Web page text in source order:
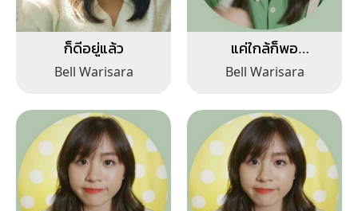
ก็ดีอยู่แล้ว
Bell Warisara
แค่ใกล้ก็พอ
(Distancing)
Bell Warisara